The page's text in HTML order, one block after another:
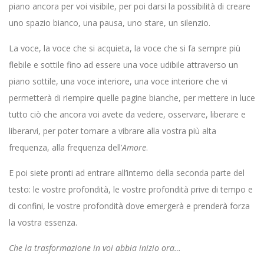
piano ancora per voi visibile, per poi darsi la possibilità di creare
uno spazio bianco, una pausa, uno stare, un silenzio.
La voce, la voce che si acquieta, la voce che si fa sempre più
flebile e sottile fino ad essere una voce udibile attraverso un
piano sottile, una voce interiore, una voce interiore che vi
permetterà di riempire quelle pagine bianche, per mettere in luce
tutto ciò che ancora voi avete da vedere, osservare, liberare e
liberarvi, per poter tornare a vibrare alla vostra più alta
frequenza, alla frequenza dell’Amore.
E poi siete pronti ad entrare all’interno della seconda parte del
testo: le vostre profondità, le vostre profondità prive di tempo e
di confini, le vostre profondità dove emergerà e prenderà forza
la vostra essenza.
Che la trasformazione in voi abbia inizio ora…